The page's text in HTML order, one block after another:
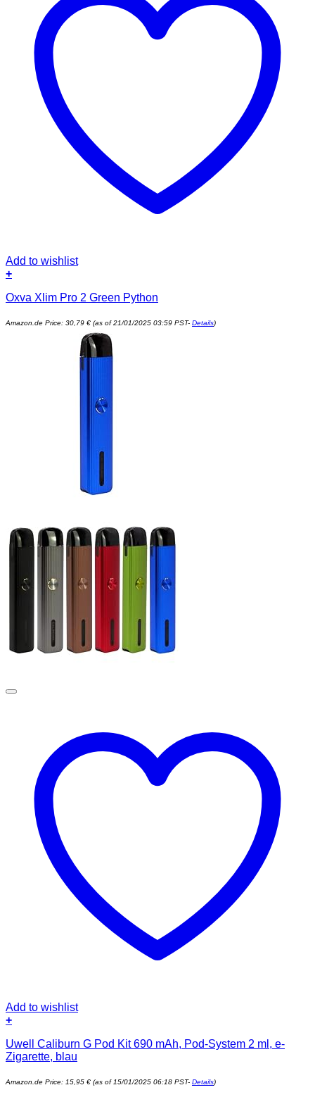
Add to wishlist
+
Oxva Xlim Pro 2 Green Python
Amazon.de Price: 30,79 € (as of 21/01/2025 03:59 PST- Details)
Add to wishlist
+
Uwell Caliburn G Pod Kit 690 mAh, Pod-System 2 ml, e-
Zigarette, blau
Amazon.de Price: 15,95 € (as of 15/01/2025 06:18 PST- Details)